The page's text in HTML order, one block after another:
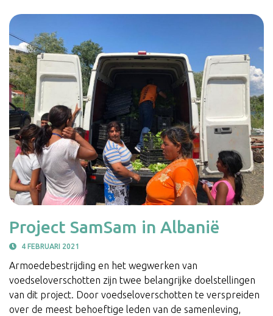
Project SamSam in Albanië
4 FEBRUARI 2021
Armoedebestrijding en het wegwerken van
voedseloverschotten zijn twee belangrijke doelstellingen
van dit project. Door voedseloverschotten te verspreiden
over de meest behoeftige leden van de samenleving,